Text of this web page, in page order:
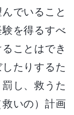
でいること
を得るすべ
ことはでき
たりするた
し、救うた
いの）計画